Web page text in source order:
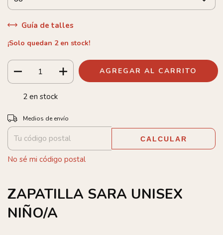
Guía de talles
¡Solo quedan 2en stock!
2 en stock
Entregas para el CP:
Medios de envío
CALCULAR
No sé mi código postal
ZAPATILLA SARA UNISEX
NIÑO/A